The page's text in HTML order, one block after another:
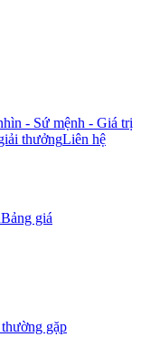
- Sứ mệnh - Giá trị
thưởngLiên hệ
Bảng giá
gặp